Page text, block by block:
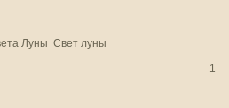
Луны Свет луны
1